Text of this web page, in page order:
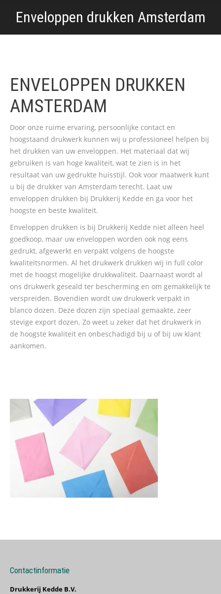
Enveloppen drukken Amsterdam
ENVELOPPEN DRUKKEN
AMSTERDAM
Door onze ruime ervaring, persoonlijke contact en
hoogstaand drukwerk kunnen wij u professioneel helpen bij
het drukken van uw enveloppen. Het materiaal dat wij
gebruiken is van hoge kwaliteit, wat te zien is in het
resultaat van uw gedrukte huisstijl. Ook voor maatwerk kunt
u bij de drukker van Amsterdam terecht. Laat uw
enveloppen drukken bij Drukkerij Kedde en ga voor het
hoogste en beste kwaliteit.
Enveloppen drukken is bij Drukkerij Kedde niet alleen heel
goedkoop, maar uw enveloppen worden ook nog eens
gedrukt, afgewerkt en verpakt volgens de hoogste
kwaliteitsnormen. Al het drukwerk drukken wij in full color
met de hoogst mogelijke drukkwaliteit. Daarnaast wordt al
ons drukwerk geseald ter bescherming en om gemakkelijk te
verspreiden. Bovendien wordt uw drukwerk verpakt in
blanco dozen. Deze dozen zijn speciaal gemaakte, zeer
stevige export dozen. Zo weet u zeker dat het drukwerk in
de hoogste kwaliteit en onbeschadigd bij u of bij uw klant
aankomen.
Contactinformatie
Drukkerij Kedde B.V.